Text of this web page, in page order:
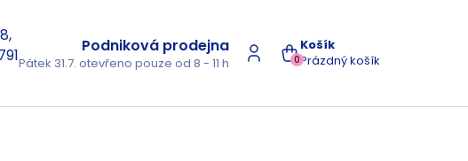
NÁKUPNÍ
Prázdný košík
0
Podniková prodejna
Pátek 31.7. otevřeno pouze od 8 - 11 h